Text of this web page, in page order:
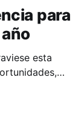
para
esta